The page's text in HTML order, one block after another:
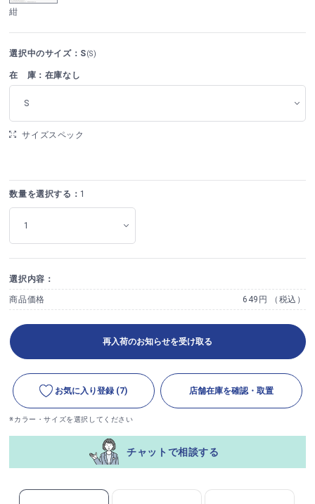
紺
選択中のサイズ：S(S)
在 庫：在庫なし
S
サイズスペック
数量を選択する： 1
選択内容：
商品価格 649円 （税込）
再入荷のお知らせを受け取る
お気に入り登録 (7) 店舗在庫を確認・取置
※カラー・サイズを選択してください
チャットで相談する